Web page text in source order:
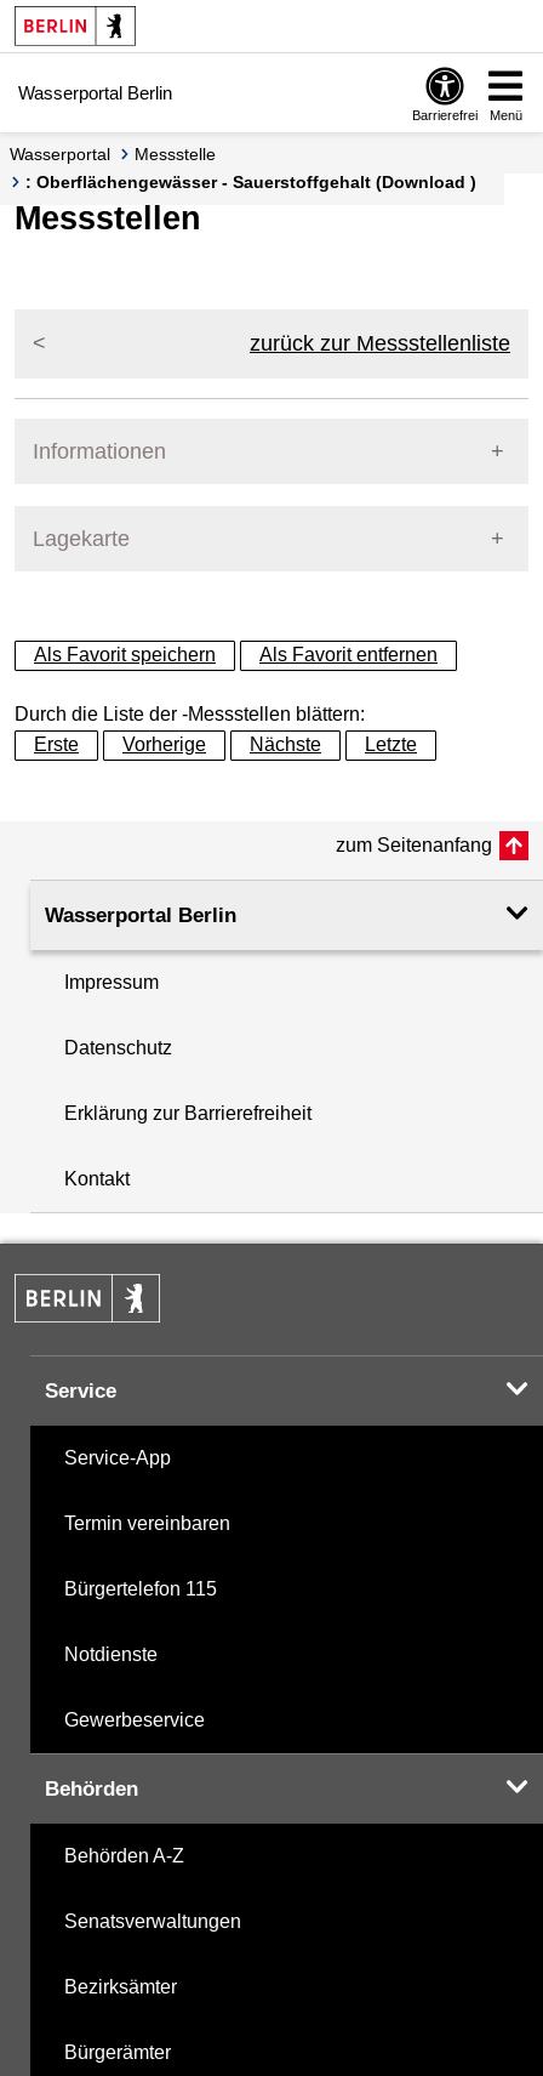
Springe zur Navigation
Springe zum Inhalt
Wasserportal Berlin
Barrierefrei Menü
Wasserportal
Messstelle
: Oberflächengewässer - Sauerstoffgehalt (Download )
Messstellen
zurück zur Messstellenliste
Informationen
Lagekarte
+
−
+
−
Als Favorit speichern Als Favorit entfernen
Durch die Liste der -Messstellen blättern:
Erste
Vorherige Nächste Letzte
zum Seitenanfang
Wasserportal Berlin
Impressum
Datenschutz
Erklärung zur Barrierefreiheit
Kontakt
Service
Service-App
Termin vereinbaren
Bürgertelefon 115
Notdienste
Gewerbeservice
Behörden
Behörden A-Z
Senatsverwaltungen
Bezirksämter
Bürgerämter